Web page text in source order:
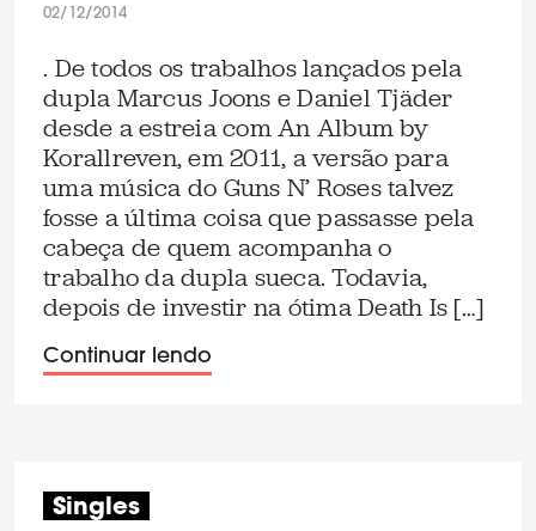
02/12/2014
. De todos os trabalhos lançados pela
dupla Marcus Joons e Daniel Tjäder
desde a estreia com An Album by
Korallreven, em 2011, a versão para
uma música do Guns N’ Roses talvez
fosse a última coisa que passasse pela
cabeça de quem acompanha o
trabalho da dupla sueca. Todavia,
depois de investir na ótima Death Is […]
Continuar lendo
Singles